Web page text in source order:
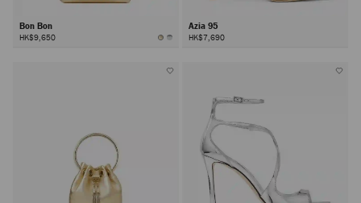
Bon Bon
HK$9,650
Azia 95
HK$7,690